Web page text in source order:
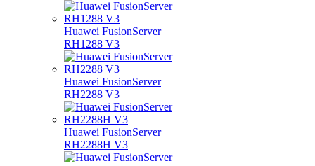
Huawei FusionServer
RH1288 V3
Huawei FusionServer
RH2288 V3
Huawei FusionServer
RH2288H V3